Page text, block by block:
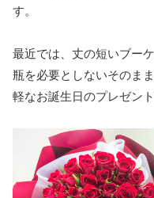
す。
最近では、丈の短いブー
瓶を必要としないそのま
軽なお誕生日のプレゼント